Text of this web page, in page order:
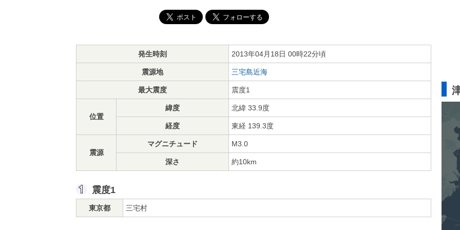
発生時刻 2013年04月18日 00時22分頃
震源地 三宅島近海
最大震度 震度1
位置
緯度 北緯 33.9度
経度 東経 139.3度
震源
マグニチュード M3.0
深さ 約10km
震度1
東京都 三宅村